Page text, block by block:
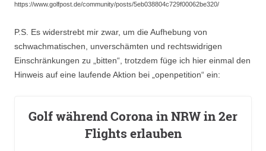
https://www.golfpost.de/community/posts/5eb038804c729f00062be320/
P.S. Es widerstrebt mir zwar, um die Aufhebung von
schwachmatischen, unverschämten und rechtswidrigen
Einschränkungen zu „bitten“, trotzdem füge ich hier einmal den
Hinweis auf eine laufende Aktion bei „openpetition“ ein:
Golf während Corona in NRW in 2er
Flights erlauben